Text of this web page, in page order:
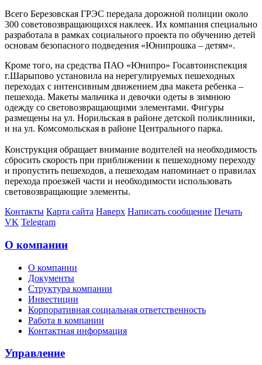
Всего Березовская ГРЭС передала дорожной полиции около
300 советовозвращающихся наклеек. Их компания специально
разработала в рамках социального проекта по обучению детей
основам безопасного подведения «Юнипрошка – детям».
Кроме того, на средства ПАО «Юнипро» Госавтоинспекция
г.Шарыпово установила на нерегулируемых пешеходных
переходах с интенсивным движением два макета ребенка –
пешехода. Макеты мальчика и девочки одеты в зимнюю
одежду со световозвращающими элементами. Фигуры
размещены на ул. Норильская в районе детской поликлиники,
и на ул. Комсомольская в районе Центрального парка.
Конструкция обращает внимание водителей на необходимость
сбросить скорость при приближении к пешеходному переходу
и пропустить пешеходов, а пешеходам напоминает о правилах
перехода проезжей части и необходимости использовать
световозвращающие элементы.
Контакты Карта сайта Наверх Написать сообщение Печать
VK Telegram
О компании
О компании
Документы
Структура компании
Инвестиции
Корпоративная социальная ответственность
Работа в компании
Контактная информация
Управление